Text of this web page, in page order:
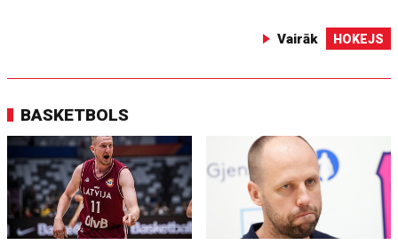
Vairāk HOKEJS
BASKETBOLS